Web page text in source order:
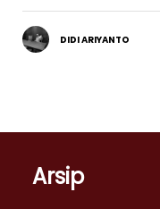
DIDI ARIYANTO
Arsip